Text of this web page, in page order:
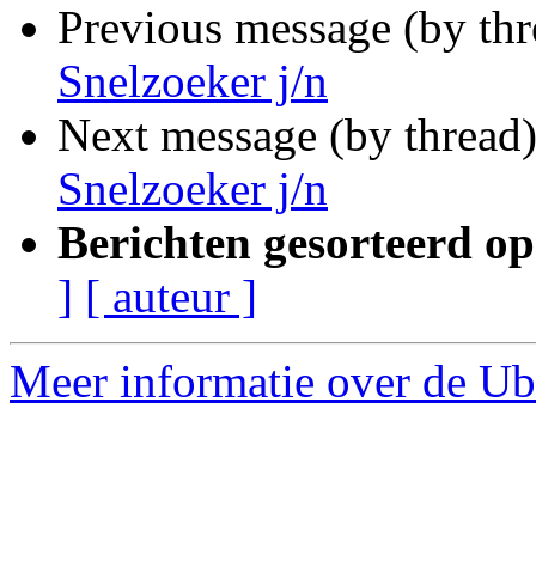
Previous message (by
Snelzoeker j/n
Next message (by
Snelzoeker j/n
Berichten gesorteerd
] [ auteur ]
Meer informatie over de